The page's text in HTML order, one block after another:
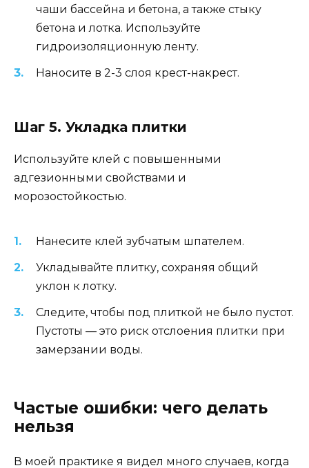
чаши бассейна и бетона, а также стыку
бетона и лотка. Используйте
гидроизоляционную ленту.
Наносите в 2-3 слоя крест-накрест.
Шаг 5. Укладка плитки
Используйте клей с повышенными
адгезионными свойствами и
морозостойкостью.
Нанесите клей зубчатым шпателем.
Укладывайте плитку, сохраняя общий
уклон к лотку.
Следите, чтобы под плиткой не было пустот.
Пустоты — это риск отслоения плитки при
замерзании воды.
Частые ошибки: чего делать
нельзя
В моей практике я видел много случаев, когда